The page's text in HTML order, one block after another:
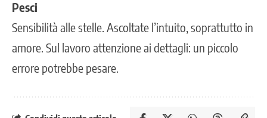
Pesci
Sensibilità alle stelle. Ascoltate l’intuito, soprattutto in
amore. Sul lavoro attenzione ai dettagli: un piccolo
errore potrebbe pesare.